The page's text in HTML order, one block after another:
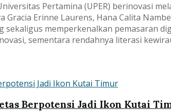
Pertamina (UPER) berinovasi
Gracia Erinne Laurens, Hana Calita
sekaligus memperkenalkan pemasaran
sementara rendahnya literasi
Berpotensi Jadi Ikon Kutai